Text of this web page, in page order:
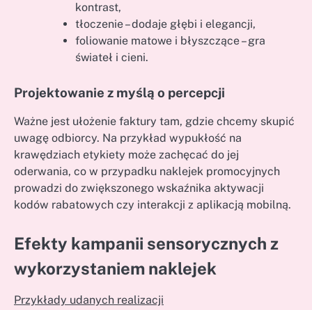
kontrast,
tłoczenie – dodaje głębi i elegancji,
foliowanie matowe i błyszczące – gra
świateł i cieni.
Projektowanie z myślą o percepcji
Ważne jest ułożenie faktury tam, gdzie chcemy skupić
uwagę odbiorcy. Na przykład wypukłość na
krawędziach etykiety może zachęcać do jej
oderwania, co w przypadku naklejek promocyjnych
prowadzi do zwiększonego wskaźnika aktywacji
kodów rabatowych czy interakcji z aplikacją mobilną.
Efekty kampanii sensorycznych z
wykorzystaniem naklejek
Przykłady udanych realizacji